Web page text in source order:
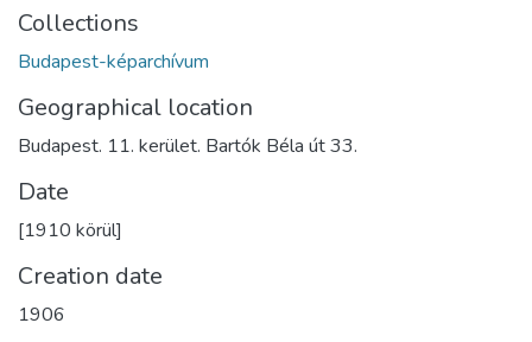
Collections
Budapest-képarchívum
Geographical location
Budapest. 11. kerület. Bartók Béla út 33.
Date
[1910 körül]
Creation date
1906